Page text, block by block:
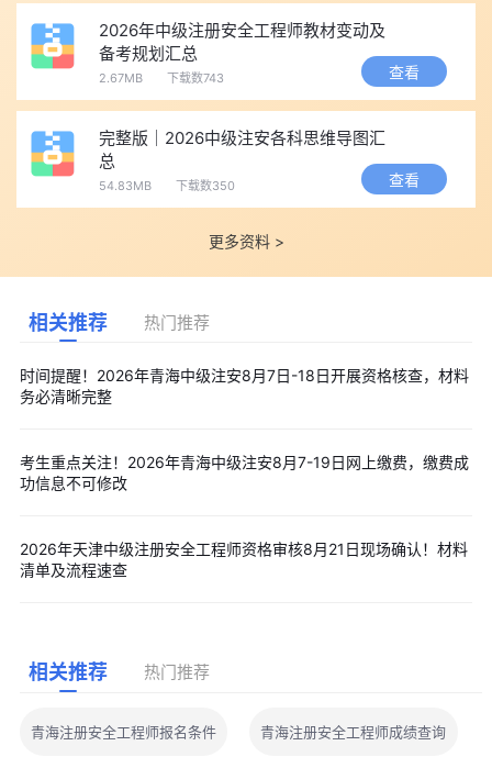
2026年中级注册安全工程师教材变动及
备考规划汇总
2.67MB 下载数743 查看
完整版｜2026中级注安各科思维导图汇
总
54.83MB 下载数350 查看
更多资料 >
相关推荐 热门推荐
时间提醒！2026年青海中级注安8月7日-18日开展资格核查，材料
务必清晰完整
考生重点关注！2026年青海中级注安8月7-19日网上缴费，缴费成
功信息不可修改
2026年天津中级注册安全工程师资格审核8月21日现场确认！材料
清单及流程速查
相关推荐 热门推荐
青海注册安全工程师报名条件 青海注册安全工程师成绩查询